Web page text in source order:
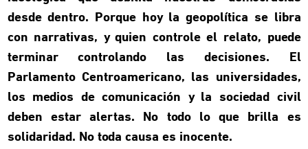
desde dentro. Porque hoy la geopolítica se libra
con narrativas, y quien controle el relato, puede
terminar controlando las decisiones. El
Parlamento Centroamericano, las universidades,
los medios de comunicación y la sociedad civil
deben estar alertas. No todo lo que brilla es
solidaridad. No toda causa es inocente.